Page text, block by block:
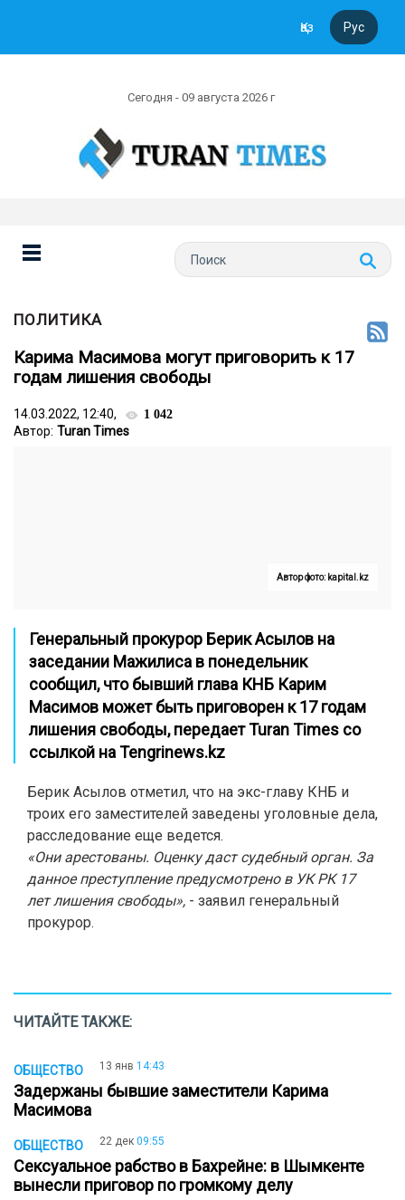
Қаз Рус
Сегодня - 09 августа 2026 г
ПОЛИТИКА
Карима Масимова могут приговорить к 17
годам лишения свободы
14.03.2022, 12:40, 1 042
Автор: Turan Times
Автор фото: kapital.kz
Генеральный прокурор Берик Асылов на
заседании Мажилиса в понедельник
сообщил, что бывший глава КНБ Карим
Масимов может быть приговорен к 17 годам
лишения свободы, передаетTuran Times со
ссылкой наTengrinews.kz
Берик Асылов отметил, что на экс-главу КНБ и
троих его заместителей заведены уголовные дела,
расследование еще ведется.
«Они арестованы. Оценку даст судебный орган. За
данное преступление предусмотрено в УК РК 17
лет лишения свободы», - заявил генеральный
прокурор.
ЧИТАЙТЕ ТАКЖЕ:
ОБЩЕСТВО 13 янв 14:43
Задержаны бывшие заместители Карима
Масимова
ОБЩЕСТВО 22 дек 09:55
Сексуальное рабство в Бахрейне: в Шымкенте
вынесли приговор по громкому делу